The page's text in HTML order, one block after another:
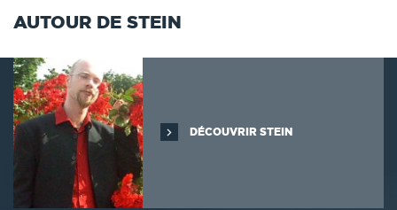
AUTOUR DE STEIN
DÉCOUVRIR STEIN